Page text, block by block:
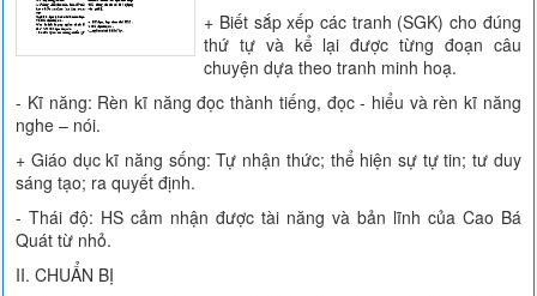
+ Biết sắp xếp các tranh (SGK) cho đúng
thứ tự và kể lại được từng đoạn câu
chuyện dựa theo tranh minh hoạ.
- Kĩ năng: Rèn kĩ năng đọc thành tiếng, đọc - hiểu và rèn kĩ năng
nghe – nói.
+ Giáo dục kĩ năng sống: Tự nhận thức; thể hiện sự tự tin; tư duy
sáng tạo; ra quyết định.
- Thái độ: HS cảm nhận được tài năng và bản lĩnh của Cao Bá
Quát từ nhỏ.
II. CHUẨN BỊ